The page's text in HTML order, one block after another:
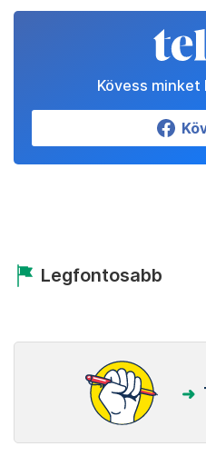
Kövess minket
Legfontosabb